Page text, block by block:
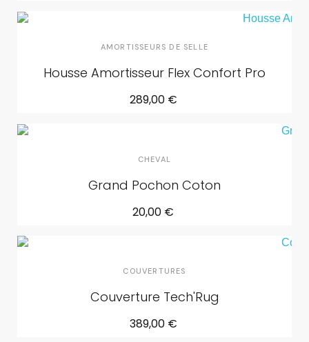
AMORTISSEURS DE SELLE
Housse Amortisseur Flex Confort Pro
289,00 €
CHEVAL
Grand Pochon Coton
20,00 €
COUVERTURES
Couverture Tech'Rug
389,00 €